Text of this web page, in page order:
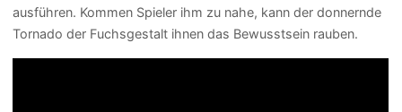
ausführen. Kommen Spieler ihm zu nahe, kann der donnernde
Tornado der Fuchsgestalt ihnen das Bewusstsein rauben.